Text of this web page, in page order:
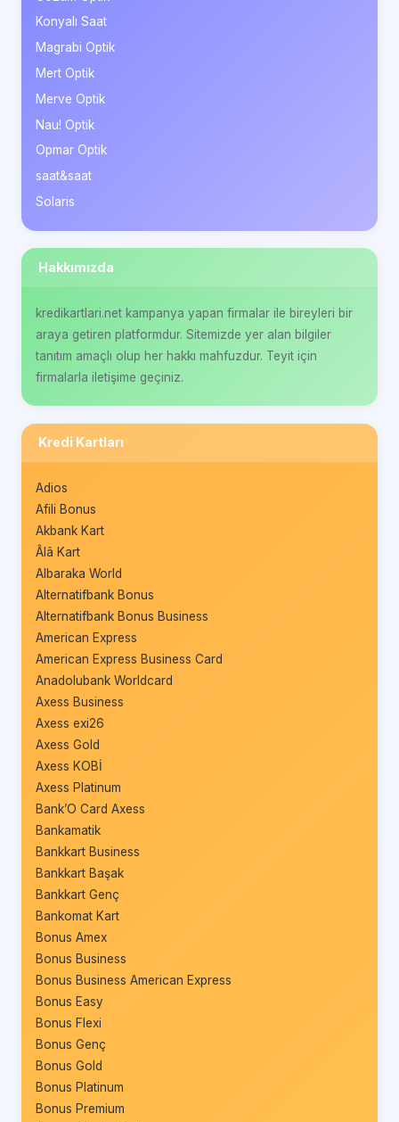
Konyalı Saat
Magrabi Optik
Mert Optik
Merve Optik
Nau! Optik
Opmar Optik
saat&saat
Solaris
Hakkımızda
kredikartlari.net kampanya yapan firmalar ile bireyleri bir
araya getiren platformdur. Sitemizde yer alan bilgiler
tanıtım amaçlı olup her hakkı mahfuzdur. Teyit için
firmalarla iletişime geçiniz.
Kredi Kartları
Adios
Afili Bonus
Akbank Kart
Âlâ Kart
Albaraka World
Alternatifbank Bonus
Alternatifbank Bonus Business
American Express
American Express Business Card
Anadolubank Worldcard
Axess Business
Axess exi26
Axess Gold
Axess KOBİ
Axess Platinum
Bank’O Card Axess
Bankamatik
Bankkart Business
Bankkart Başak
Bankkart Genç
Bankomat Kart
Bonus Amex
Bonus Business
Bonus Business American Express
Bonus Easy
Bonus Flexi
Bonus Genç
Bonus Gold
Bonus Platinum
Bonus Premium